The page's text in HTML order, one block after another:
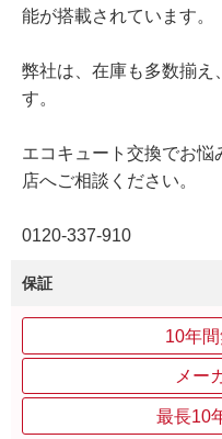
能が搭載されています。
弊社は、在庫も多数揃え
す。
エコキュート交換でお
店へご相談ください。
0120-337-910
保証
10年
メー
最長10